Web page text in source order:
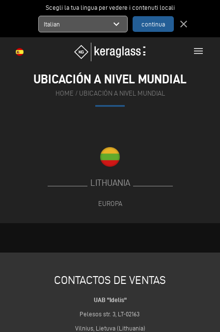
Scegli la tua lingua per vedere i contenuti locali
Italian expand_more close
menu
UBICACIÓN A NIVEL MUNDIAL
HOME / UBICACIÓN A NIVEL MUNDIAL
LITHUANIA
EUROPA
CONTACTOS DE VENTAS
UAB "Idelis"
Pelesos str. 3, LT-02163
Vilnius, Lietuva (Lithuania)